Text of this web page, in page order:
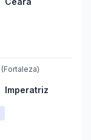
(Fortaleza)
Imperatriz